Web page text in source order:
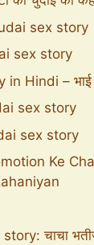
sex story
sex story
Hindi – भाई
sex story
sex story
Ke
चाचा